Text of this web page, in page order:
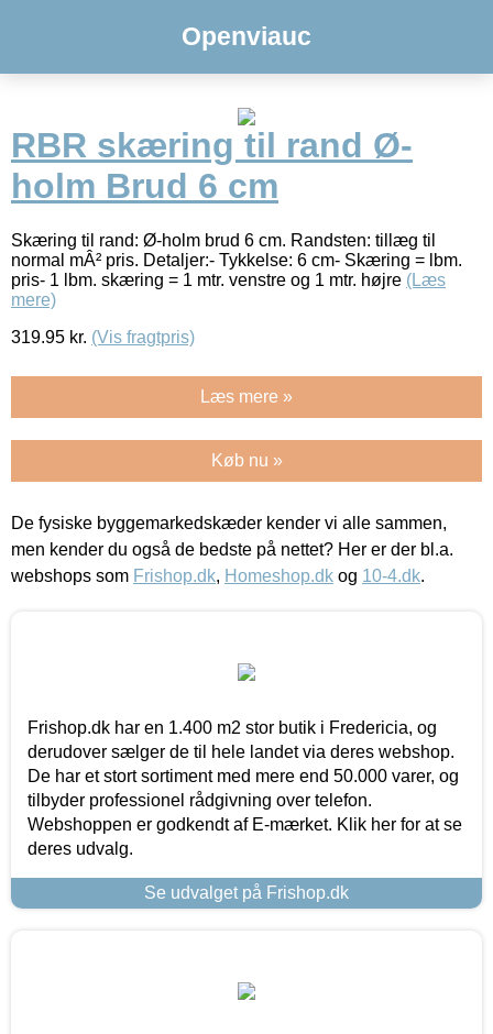
Openviauc
RBR skæring til rand Ø-
holm Brud 6 cm
Skæring til rand: Ø-holm brud 6 cm. Randsten: tillæg til
normal mÂ² pris. Detaljer:- Tykkelse: 6 cm- Skæring = lbm.
pris- 1 lbm. skæring = 1 mtr. venstre og 1 mtr. højre (Læs
mere)
319.95 kr. (Vis fragtpris)
Læs mere »
Køb nu »
De fysiske byggemarkedskæder kender vi alle sammen,
men kender du også de bedste på nettet? Her er der bl.a.
webshops som Frishop.dk, Homeshop.dk og 10-4.dk.
Frishop.dk har en 1.400 m2 stor butik i Fredericia, og
derudover sælger de til hele landet via deres webshop.
De har et stort sortiment med mere end 50.000 varer, og
tilbyder professionel rådgivning over telefon.
Webshoppen er godkendt af E-mærket. Klik her for at se
deres udvalg.
Se udvalget på Frishop.dk